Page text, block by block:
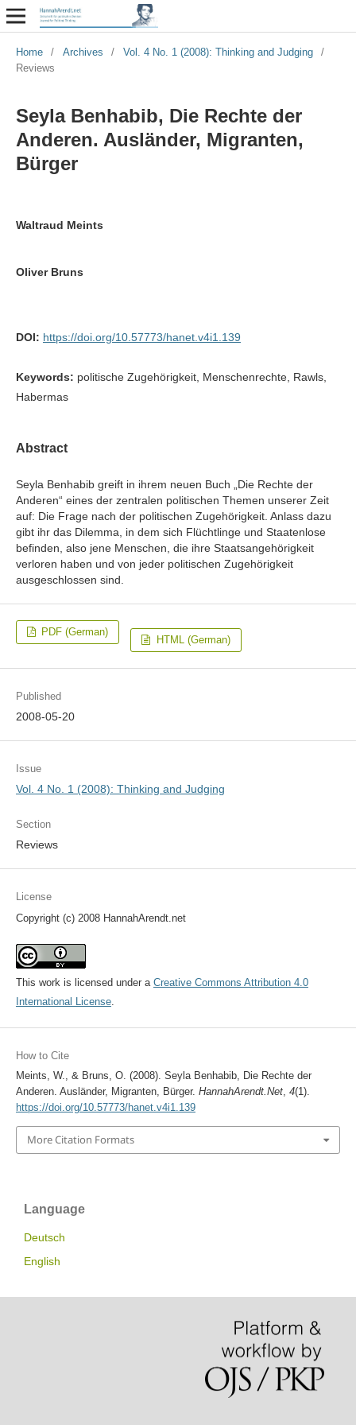
Home / Archives / Vol. 4 No. 1 (2008): Thinking and Judging
/
Reviews
Seyla Benhabib, Die Rechte der
Anderen. Ausländer, Migranten,
Bürger
Waltraud Meints
Oliver Bruns
DOI: https://doi.org/10.57773/hanet.v4i1.139
Keywords: politische Zugehörigkeit, Menschenrechte, Rawls,
Habermas
Abstract
Seyla Benhabib greift in ihrem neuen Buch „Die Rechte der
Anderen“ eines der zentralen politischen Themen unserer Zeit
auf: Die Frage nach der politischen Zugehörigkeit. Anlass dazu
gibt ihr das Dilemma, in dem sich Flüchtlinge und Staatenlose
befinden, also jene Menschen, die ihre Staatsangehörigkeit
verloren haben und von jeder politischen Zugehörigkeit
ausgeschlossen sind.
PDF (German)
HTML (German)
Published
2008-05-20
Issue
Vol. 4 No. 1 (2008): Thinking and Judging
Section
Reviews
License
Copyright (c) 2008 HannahArendt.net
This work is licensed under a Creative Commons Attribution 4.0
International License.
How to Cite
Meints, W., & Bruns, O. (2008). Seyla Benhabib, Die Rechte der
Anderen. Ausländer, Migranten, Bürger. HannahArendt.Net, 4(1).
https://doi.org/10.57773/hanet.v4i1.139
More Citation Formats
Language
Deutsch
English